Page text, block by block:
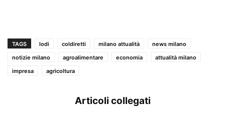
TAGS lodi coldiretti milano attualità
news milano
notizie milano
agroalimentare economia
attualità milano
impresa
agricoltura
Articoli collegati